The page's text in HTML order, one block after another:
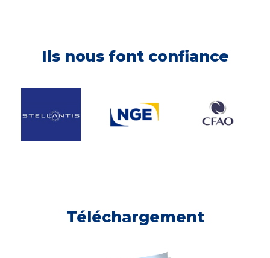
Ils nous font confiance
Téléchargement